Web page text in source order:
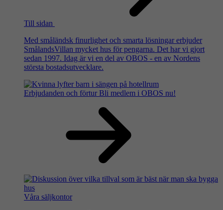
Till sidan
Med småländsk finurlighet och smarta lösningar erbjuder
SmålandsVillan mycket hus för pengarna. Det har vi gjort
sedan 1997. Idag är vi en del av OBOS - en av Nordens
största bostadsutvecklare.
Erbjudanden och förtur Bli medlem i OBOS nu!
Våra säljkontor